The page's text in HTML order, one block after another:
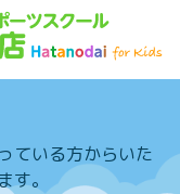
ている方からいた
。